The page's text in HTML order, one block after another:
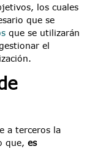
los cuales
que se
que se utilizarán
el
a terceros la
que,es